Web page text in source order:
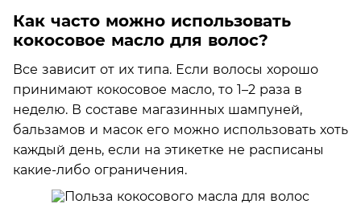
Как часто можно использовать
кокосовое масло для волос?
Все зависит от их типа. Если волосы хорошо
принимают кокосовое масло, то 1–2 раза в
неделю. В составе магазинных шампуней,
бальзамов и масок его можно использовать хоть
каждый день, если на этикетке не расписаны
какие-либо ограничения.